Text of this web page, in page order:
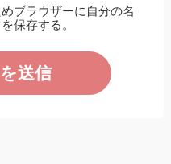
ブラウザーに自分の名
保存する。